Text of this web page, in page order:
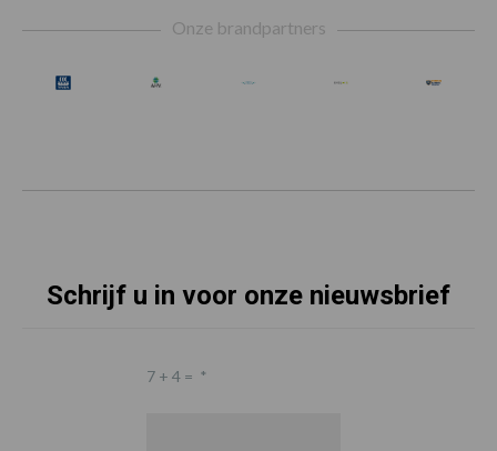
Onze brandpartners
Schrijf u in voor onze nieuwsbrief
7 + 4 = *